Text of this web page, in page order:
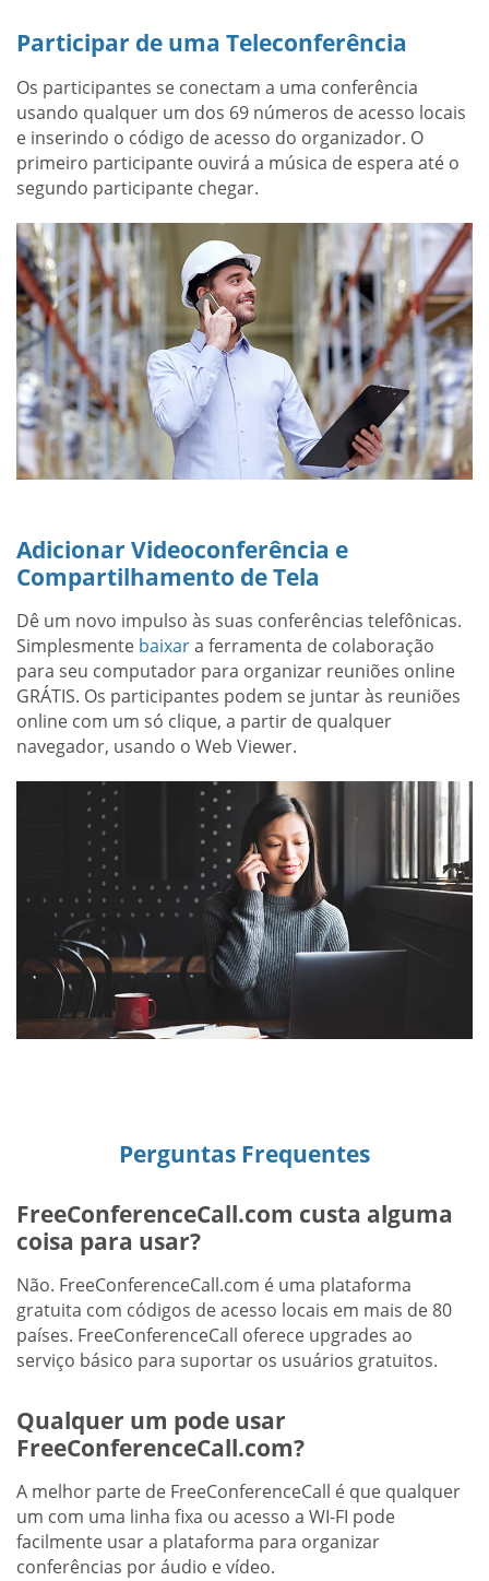
Participar de uma Teleconferência
Os participantes se conectam a uma conferência
usando qualquer um dos 69 números de acesso locais
e inserindo o código de acesso do organizador. O
primeiro participante ouvirá a música de espera até o
segundo participante chegar.
Adicionar Videoconferência e
Compartilhamento de Tela
Dê um novo impulso às suas conferências telefônicas.
Simplesmente baixara ferramenta de colaboração
para seu computador para organizar reuniões online
GRÁTIS. Os participantes podem se juntar às reuniões
online com um só clique, a partir de qualquer
navegador, usando o Web Viewer.
Perguntas Frequentes
FreeConferenceCall.com custa alguma
coisa para usar?
Não. FreeConferenceCall.com é uma plataforma
gratuita com códigos de acesso locais em mais de 80
países. FreeConferenceCall oferece upgrades ao
serviço básico para suportar os usuários gratuitos.
Qualquer um pode usar
FreeConferenceCall.com?
A melhor parte de FreeConferenceCall é que qualquer
um com uma linha fixa ou acesso a WI-FI pode
facilmente usar a plataforma para organizar
conferências por áudio e vídeo.